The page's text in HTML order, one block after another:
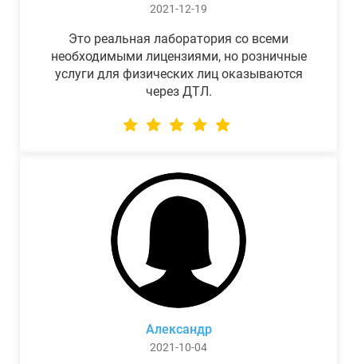
2021-12-19
Это реальная лаборатория со всеми
необходимыми лицензиями, но розничные
услуги для физических лиц оказываются
через ДТЛ.
Александр
2021-10-04